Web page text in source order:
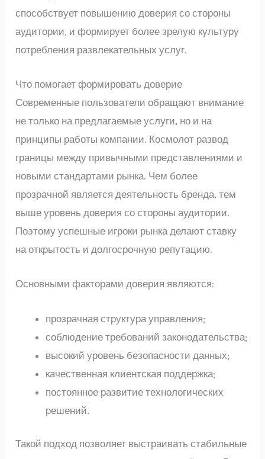
способствует повышению доверия со стороны
аудитории, и формирует более зрелую культуру
потребления развлекательных услуг.
Что помогает формировать доверие
Современные пользователи обращают внимание
не только на предлагаемые услуги, но и на
принципы работы компании. Космолот развод
границы между привычными представлениями и
новыми стандартами рынка. Чем более
прозрачной является деятельность бренда, тем
выше уровень доверия со стороны аудитории.
Поэтому успешные игроки рынка делают ставку
на открытость и долгосрочную репутацию.
Основными факторами доверия являются:
прозрачная структура управления;
соблюдение требований законодательства;
высокий уровень безопасности данных;
качественная клиентская поддержка;
постоянное развитие технологических
решений.
Такой подход позволяет выстраивать стабильные